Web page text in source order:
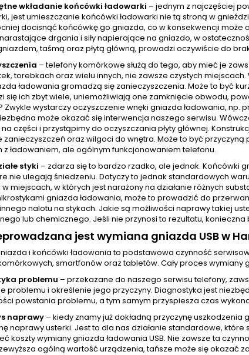
wkładanie końcówki ładowarki – jednym z najczęściej
jest umieszczanie końcówki ładowarki nie tą stroną w
docisnąć końcówkę go gniazda, co w konsekwencji może
drgania i siły napierające na gniazdo, w
taśmą oraz płytą główną, prowadzi oczywiście do
– telefony komórkowe służą do tego, aby mieć je
torebkach oraz wielu innych, nie zawsze czystych
ładowania gromadzą się zanieczyszczenia. Może to być
się ich zbyt wiele, uniemożliwiają one zamknięcie obwodu,
Zwykle wystarczy oczyszczenie wnęki gniazda ładowania,
może okazać się interwencja naszego serwisu.
części i przystąpimy do oczyszczania płyty głównej.
zanieczyszczeń oraz wilgoci do wnętra. Może to być
z ładowaniem, ale ogólnym funkcjonowaniem telefonu.
styki – zdarza się to bardzo rzadko, ale jednak. Końcówki
nie ulegają śniedzeniu. Dotyczy to jednak standardowych
miejscach, w których jest narażony na działanie różnych
gniazda ładowania, może to prowadzić do
nalotu na stykach. Jakie są możliwości naprawy takiej
lub chemicznego. Jeśli nie przynosi to rezultatu, konieczna
jest wymiana gniazda USB w
i końcówki ładowania to podstawowa czynność
smartfonów oraz tabletów. Cały proces
problemu – przekazane do naszego serwisu telefony,
problemu i określenie jego przyczyny. Diagnostyka jest
powstania problemu, a tym samym przyspiesza czas
naprawy – kiedy znamy już dokładną przyczynę uszkodzenia
naprawy usterki. Jest to dla nas działanie standardowe,
koszty wymiany gniazda ładowania USB. Nie zawsze ta
ogólną wartość urządzenia, tańsze może się okazać